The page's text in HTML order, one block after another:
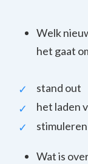
Welk
het gaat
stand out
het laden
Wat is